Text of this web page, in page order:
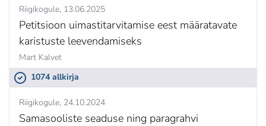
Riigikogule 13.06.2025
Petitsioon uimastitarvitamise eest määratavate
karistuste leevendamiseks
Mart Kalvet
1074 allkirja
Riigikogule 24.10.2024
Samasooliste seaduse ning paragrahvi